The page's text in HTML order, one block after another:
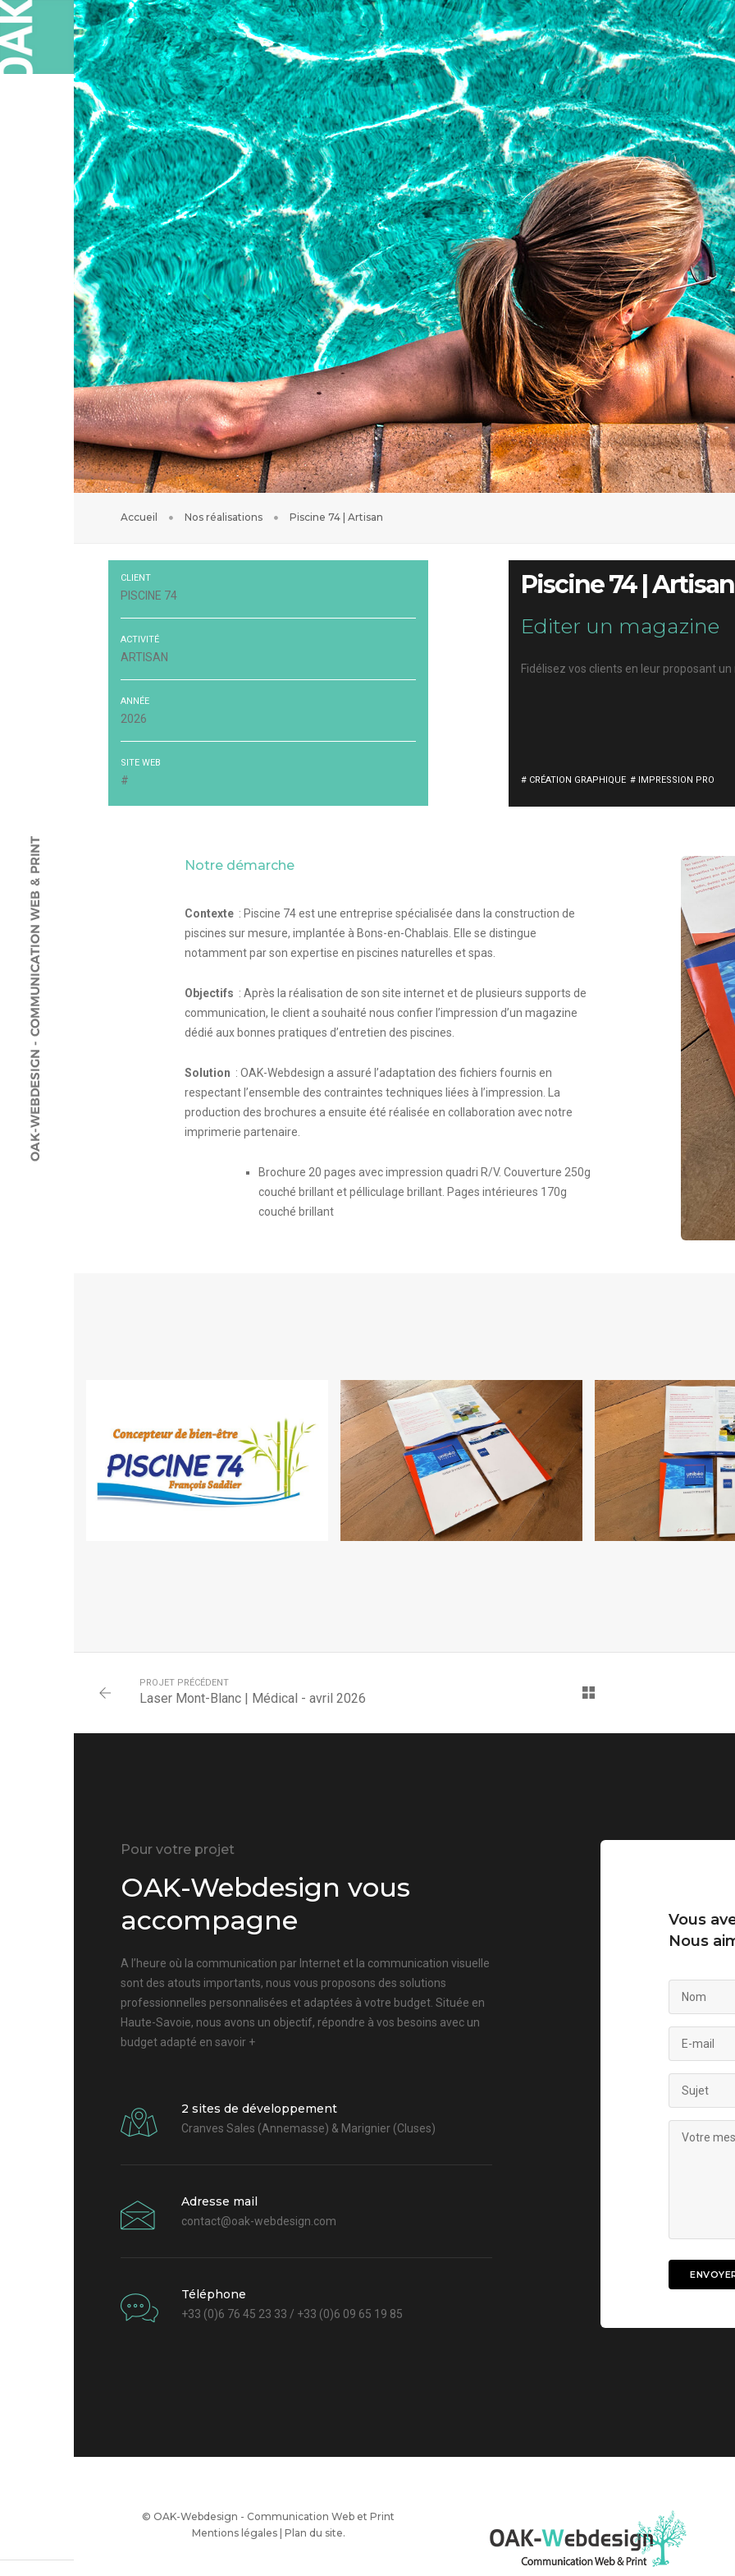
Accueil Nos réalisations Piscine 74 | Artisan
CLIENT
PISCINE 74
ACTIVITÉ
ARTISAN
ANNÉE
2026
SITE WEB
#
Piscine 74 | Artisan
Editer un magazine
Fidélisez vos clients en leur proposant
# CRÉATION GRAPHIQUE # IMPRESSION PRO
Notre démarche
Contexte : Piscine 74 est une entreprise spécialisée dans la construction de
piscines sur mesure, implantée à Bons-en-Chablais. Elle se distingue
notamment par son expertise en piscines naturelles et spas.
Objectifs : Après la réalisation de son site internet et de plusieurs supports de
communication, le client a souhaité nous confier l’impression d’un magazine
dédié aux bonnes pratiques d’entretien des piscines.
Solution : OAK-Webdesign a assuré l’adaptation des fichiers fournis en
respectant l’ensemble des contraintes techniques liées à l’impression. La
production des brochures a ensuite été réalisée en collaboration avec notre
imprimerie partenaire.
Brochure 20 pages avec impression quadri R/V. Couverture 250g
couché brillant et pélliculage brillant. Pages intérieures 170g
couché brillant
LOGO MAGAZINE
PROJET PRÉCÉDENT
Laser Mont-Blanc | Médical - avril 2026
Pour votre projet
OAK-Webdesign vous
accompagne
A l’heure où la communication par Internet et la communication visuelle
sont des atouts importants, nous vous proposons des solutions
professionnelles personnalisées et adaptées à votre budget. Située en
Haute-Savoie, nous avons un objectif, répondre à vos besoins avec un
budget adapté en savoir +
2 sites de développement
Cranves Sales (Annemasse) & Marignier (Cluses)
Adresse mail
contact@oak-webdesign.com
Téléphone
+33 (0)6 76 45 23 33 / +33 (0)6 09 65 19 85
Vous
Nous
© OAK-Webdesign - Communication Web et Print
Mentions légales| Plan du site.